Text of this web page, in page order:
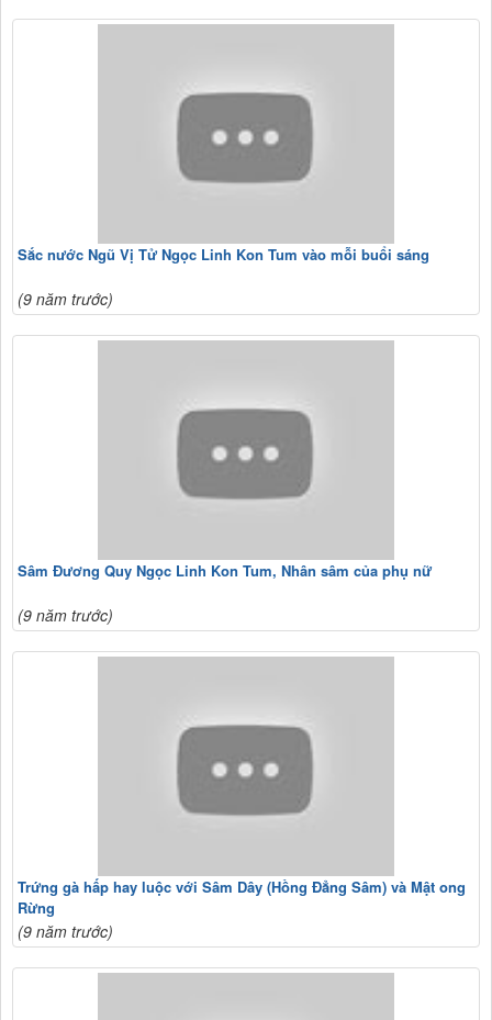
Sắc nước Ngũ Vị Tử Ngọc Linh Kon Tum vào mỗi buổi sáng
(9 năm trước)
Sâm Đương Quy Ngọc Linh Kon Tum, Nhân sâm của phụ nữ
(9 năm trước)
Trứng gà hấp hay luộc với Sâm Dây (Hồng Đẳng Sâm) và Mật ong
Rừng
(9 năm trước)